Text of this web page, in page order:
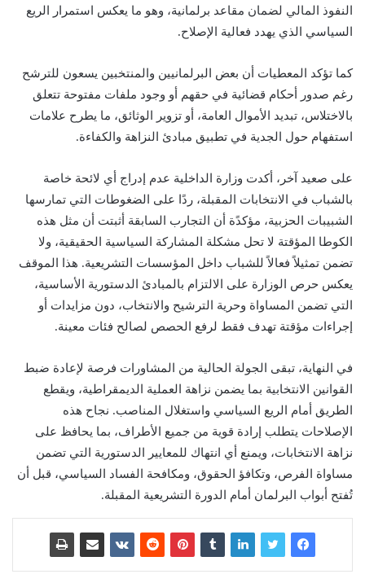
النفوذ المالي لضمان مقاعد برلمانية، وهو ما يعكس استمرار الريع
السياسي الذي يهدد فعالية الإصلاح.
كما تؤكد المعطيات أن بعض البرلمانيين والمنتخبين يسعون للترشح
رغم صدور أحكام قضائية في حقهم أو وجود ملفات مفتوحة تتعلق
بالاختلاس، تبديد الأموال العامة، أو تزوير الوثائق، ما يطرح علامات
استفهام حول الجدية في تطبيق مبادئ النزاهة والكفاءة.
على صعيد آخر، أكدت وزارة الداخلية عدم إدراج أي لائحة خاصة
بالشباب في الانتخابات المقبلة، ردًا على الضغوطات التي تمارسها
الشبيبات الحزبية، مؤكدًة أن التجارب السابقة أثبتت أن مثل هذه
الكوطا المؤقتة لا تحل مشكلة المشاركة السياسية الحقيقية، ولا
تضمن تمثيلاً فعالاً للشباب داخل المؤسسات التشريعية. هذا الموقف
يعكس حرص الوزارة على الالتزام بالمبادئ الدستورية الأساسية،
التي تضمن المساواة وحرية الترشيح والانتخاب، دون مزايدات أو
إجراءات مؤقتة تهدف فقط لرفع الحصص لصالح فئات معينة.
في النهاية، تبقى الجولة الحالية من المشاورات فرصة لإعادة ضبط
القوانين الانتخابية بما يضمن نزاهة العملية الديمقراطية، ويقطع
الطريق أمام الريع السياسي واستغلال المناصب. نجاح هذه
الإصلاحات يتطلب إرادة قوية من جميع الأطراف، بما يحافظ على
نزاهة الانتخابات، ويمنع أي انتهاك للمعايير الدستورية التي تضمن
مساواة الفرص، وتكافؤ الحقوق، ومكافحة الفساد السياسي، قبل أن
تُفتح أبواب البرلمان أمام الدورة التشريعية المقبلة.